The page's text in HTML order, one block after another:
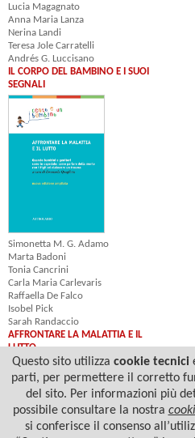
Lucia Magagnato
Anna Maria Lanza
Nerina Landi
Teresa Jole Carratelli
Andrés G. Luccisano
IL CORPO DEL BAMBINO E I SUOI
SEGNALI
Simonetta M. G. Adamo
Marta Badoni
Tonia Cancrini
Carla Maria Carlevaris
Raffaella De Falco
Isobel Pick
Sarah Randaccio
AFFRONTARE LA MALATTIA E IL
LUTTO
Questo sito utilizza cookie tecnici
parti, per permettere il corretto
del sito. Per informazioni più
possibile consultare la nostra
si conferisce il consenso